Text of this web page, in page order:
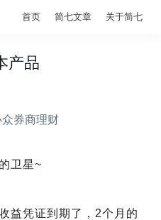
首页 简七文章 关于简七
产品
众券商理财
卫星~
益凭证到期了，2个月的